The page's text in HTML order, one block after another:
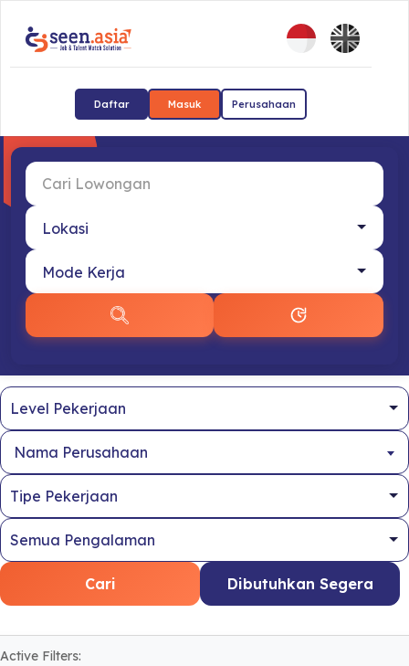
Daftar Masuk Perusahaan
Nama Perusahaan
Cari Dibutuhkan Segera
Active Filters: